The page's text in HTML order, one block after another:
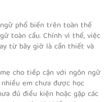
phổ biến trên toàn thế
toàn cầu. Chính vì thế, việc
từ bây giờ là cần thiết và
cho tiếp cận với ngôn ngữ
em chưa được học
đủ điều kiện hoặc gặp các